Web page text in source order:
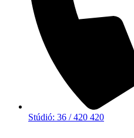
Stúdió: 36 / 420 420